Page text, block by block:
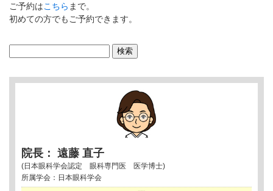
ご予約はこちら まで。
初めての方でもご予約できます。
院長： 遠藤 直子
(日本眼科学会認定 眼科専門医 医学博士)
所属学会：日本眼科学会